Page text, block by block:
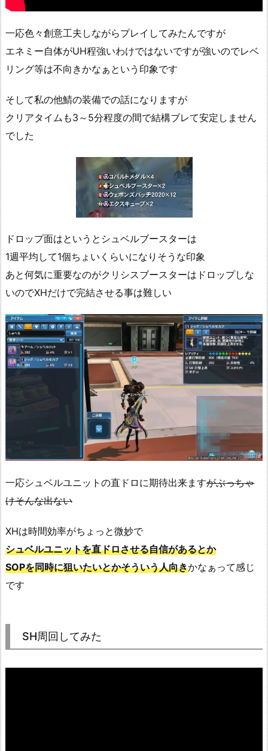
一応色々創意工夫しながらプレイしてみたんですが
エネミー自体がUH程強いわけではないですが強いのでレベ
リング等は不向きかなぁという印象です
そして私の他鯖の装備での話になりますが
クリアタイムも3～5分程度の間で結構ブレて安定しません
でした
ドロップ面はというとシュベルブースターは
1週平均して1個ちょいくらいになりそうな印象
あと何気に重要なのがクリシスブースターはドロップしな
いのでXHだけで完結させる事は難しい
一応シュベルユニットの直ドロに期待出来ますがぶっちゃ
けそんな出ない
XHは時間効率がちょっと微妙で
シュベルユニットを直ドロさせる自信があるとか
SOPを同時に狙いたいとかそういう人向きかなぁって感じ
です
SH周回してみた